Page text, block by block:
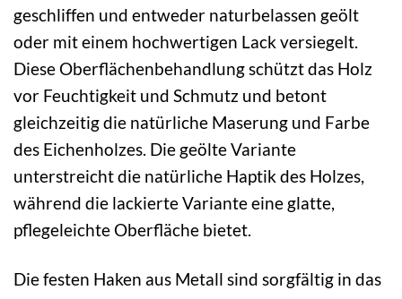
geschliffen und entweder naturbelassen geölt
oder mit einem hochwertigen Lack versiegelt.
Diese Oberflächenbehandlung schützt das Holz
vor Feuchtigkeit und Schmutz und betont
gleichzeitig die natürliche Maserung und Farbe
des Eichenholzes. Die geölte Variante
unterstreicht die natürliche Haptik des Holzes,
während die lackierte Variante eine glatte,
pflegeleichte Oberfläche bietet.
Die festen Haken aus Metall sind sorgfältig in das